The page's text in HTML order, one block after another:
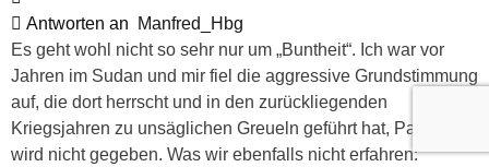
Antworten an
Manfred_Hbg
Es geht wohl nicht so sehr nur um „Buntheit“. Ich war vor
Jahren im Sudan und mir fiel die aggressive Grundstimmung
auf, die dort herrscht und in den zurückliegenden
Kriegsjahren zu unsäglichen Greueln geführt hat, Pardon
wird nicht gegeben. Was wir ebenfalls nicht erfahren: